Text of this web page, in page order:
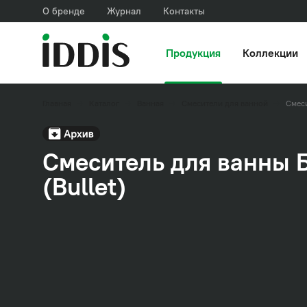
О бренде Журнал Контакты
Продукция Коллекции
Смеситель для ванны
(Bullet)